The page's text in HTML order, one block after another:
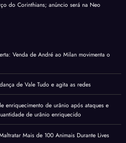
do Corinthians; anúncio será na Neo
Venda de André ao Milan movimenta o
de Vale Tudo e agita as redes
enriquecimento de urânio após ataques e
de urânio enriquecido
Mais de 100 Animais Durante Lives